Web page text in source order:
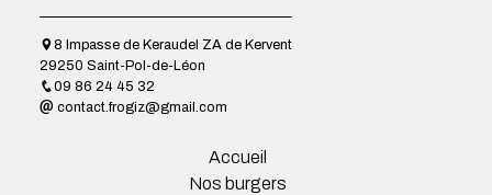
8 Impasse de Keraudel ZA de Kervent
29250 Saint-Pol-de-Léon
09 86 24 45 32
contact.frogiz@gmail.com
Accueil
Nos burgers